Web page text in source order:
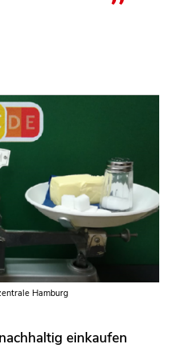
Hamburg
einkaufen